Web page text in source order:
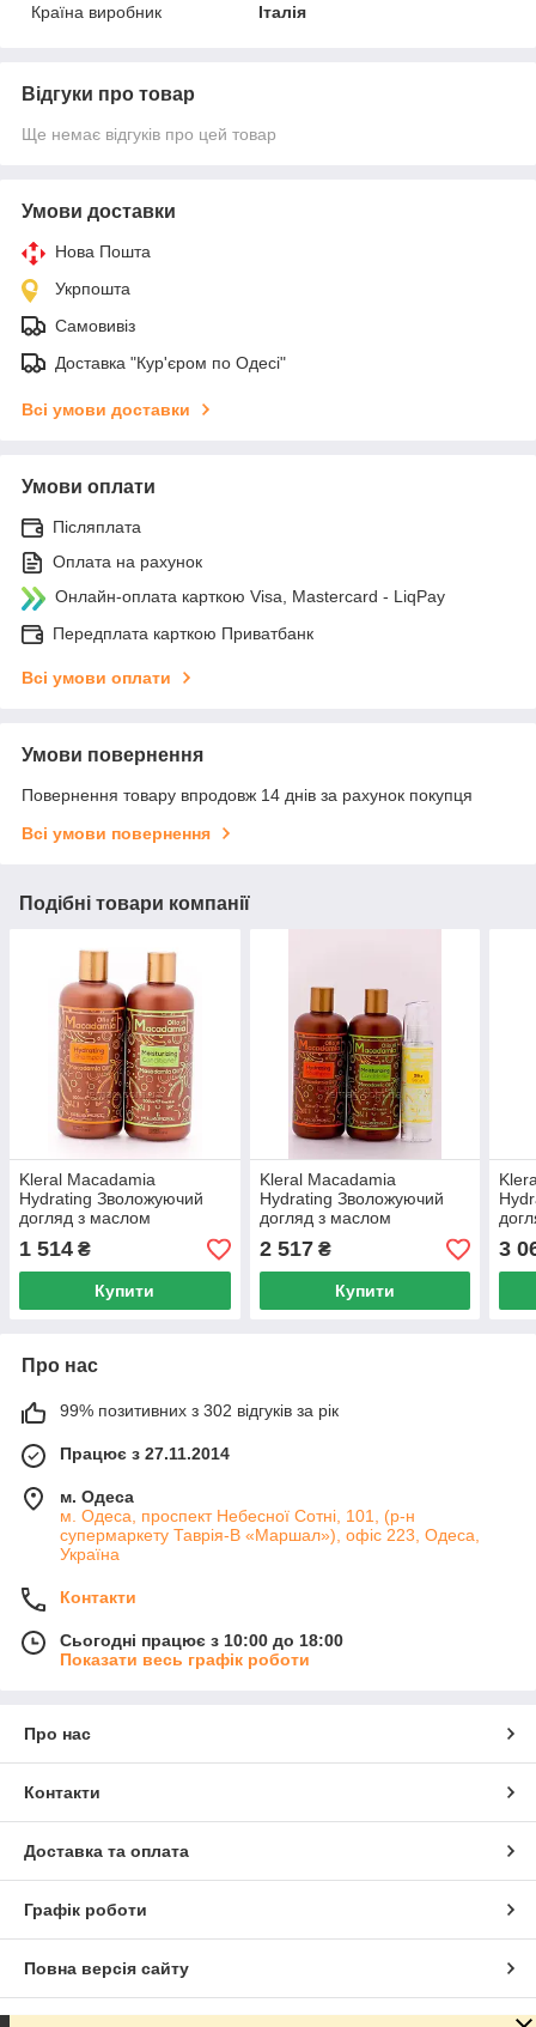
Країна виробник
Італія
Відгуки про товар
Ще немає відгуків про цей товар
Умови доставки
Нова Пошта
Укрпошта
Самовивіз
Доставка "Кур'єром по Одесі"
Всі умови доставки
Умови оплати
Післяплата
Оплата на рахунок
Онлайн-оплата карткою Visa, Mastercard - LiqPay
Передплата карткою Приватбанк
Всі умови оплати
Умови повернення
Повернення товару впродовж 14 днів за рахунок покупця
Всі умови повернення
Подібні товари компанії
Kleral Macadamia
Hydrating Зволожуючий
догляд з маслом
макадамії, Набір mini
1 514 ₴
Купити
Kleral Macadamia
Hydrating Зволожуючий
догляд з маслом
макадамії № 2, Набір mini
2 517₴
Купити
3
Про нас
99% позитивних з 302 відгуків за рік
Працює з 27.11.2014
м. Одеса
м. Одеса, проспект Небесної Сотні, 101, (р-н
супермаркету Таврія-В «Маршал»), офіс 223, Одеса,
Україна
Контакти
Сьогодні працює з 10:00 до 18:00
Показати весь графік роботи
Про нас
Контакти
Доставка та оплата
Графік роботи
Повна версія сайту